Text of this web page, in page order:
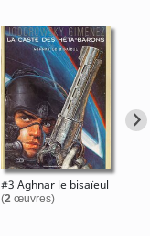
#3 Aghnar le bisaïeul
(2 œuvres)